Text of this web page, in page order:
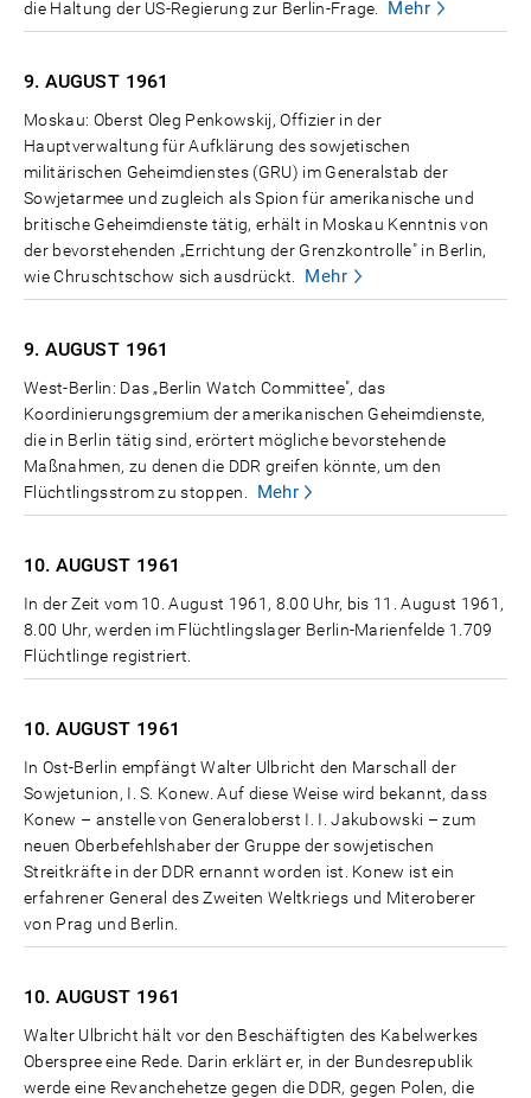
die Haltung der US-Regierung zur Berlin-Frage.
Mehr
9. AUGUST 1961
Moskau: Oberst Oleg Penkowskij, Offizier in der
Hauptverwaltung für Aufklärung des sowjetischen
militärischen Geheimdienstes (GRU) im Generalstab der
Sowjetarmee und zugleich als Spion für amerikanische und
britische Geheimdienste tätig, erhält in Moskau Kenntnis von
der bevorstehenden „Errichtung der Grenzkontrolle" in Berlin,
wie Chruschtschow sich ausdrückt.
Mehr
9. AUGUST 1961
West-Berlin: Das „Berlin Watch Committee", das
Koordinierungsgremium der amerikanischen Geheimdienste,
die in Berlin tätig sind, erörtert mögliche bevorstehende
Maßnahmen, zu denen die DDR greifen könnte, um den
Flüchtlingsstrom zu stoppen.
Mehr
10. AUGUST 1961
In der Zeit vom 10. August 1961, 8.00 Uhr, bis 11. August 1961,
8.00 Uhr, werden im Flüchtlingslager Berlin-Marienfelde 1.709
Flüchtlinge registriert.
10. AUGUST 1961
In Ost-Berlin empfängt Walter Ulbricht den Marschall der
Sowjetunion, I. S. Konew. Auf diese Weise wird bekannt, dass
Konew – anstelle von Generaloberst I. I. Jakubowski – zum
neuen Oberbefehlshaber der Gruppe der sowjetischen
Streitkräfte in der DDR ernannt worden ist. Konew ist ein
erfahrener General des Zweiten Weltkriegs und Miteroberer
von Prag und Berlin.
10. AUGUST 1961
Walter Ulbricht hält vor den Beschäftigten des Kabelwerkes
Oberspree eine Rede. Darin erklärt er, in der Bundesrepublik
werde eine Revanchehetze gegen die DDR, gegen Polen, die